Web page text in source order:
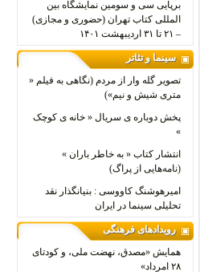
برپایی سی و سومین نمایشگاه بین
المللی کتاب تهران (حضوری و مجازی)
– ۲۱ تا ۳۱ اردیبهشت ۱۴۰۱
سینما و تئاتر
تصویر گله وار از مردم (نگاهی به فیلم «
متری شیش و نیم»)
پخش دوباره ی سریال « خانه ی کوچک
»
انتشار کتاب « به خاطر باران »
(نامه‌هایی از پراگ)
امیرهوشنگ کاووسی : بنیانگذار نقد
تحلیلی سینما در ایران
رویدادهای فرهنگی
همایش «مصدق، نهضت ملی، و کودتای
۲۸ امرداد»